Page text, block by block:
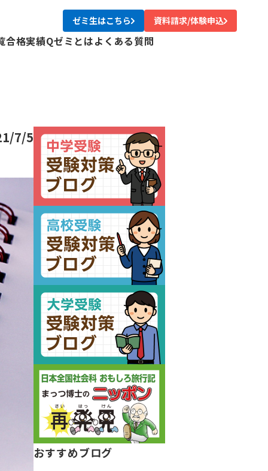
ゼミ生はこちら 資料請求/体験申込
校
中央校
合格実績Qゼミとはよくある質問
7/5
おすすめブログ